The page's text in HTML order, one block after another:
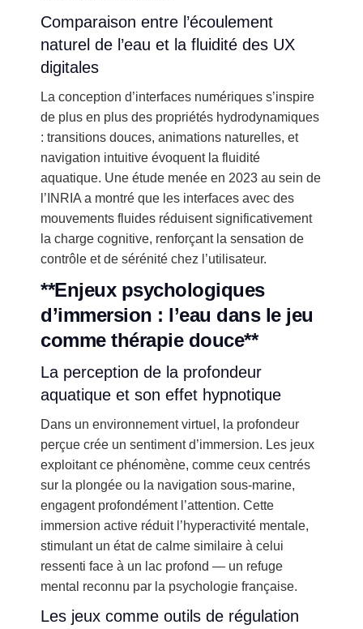
Comparaison entre l’écoulement
naturel de l’eau et la fluidité des UX
digitales
La conception d’interfaces numériques s’inspire
de plus en plus des propriétés hydrodynamiques
: transitions douces, animations naturelles, et
navigation intuitive évoquent la fluidité
aquatique. Une étude menée en 2023 au sein de
l’INRIA a montré que les interfaces avec des
mouvements fluides réduisent significativement
la charge cognitive, renforçant la sensation de
contrôle et de sérénité chez l’utilisateur.
**Enjeux psychologiques
d’immersion : l’eau dans le jeu
comme thérapie douce**
La perception de la profondeur
aquatique et son effet hypnotique
Dans un environnement virtuel, la profondeur
perçue crée un sentiment d’immersion. Les jeux
exploitant ce phénomène, comme ceux centrés
sur la plongée ou la navigation sous-marine,
engagent profondément l’attention. Cette
immersion active réduit l’hyperactivité mentale,
stimulant un état de calme similaire à celui
ressenti face à un lac profond — un refuge
mental reconnu par la psychologie française.
Les jeux comme outils de régulation